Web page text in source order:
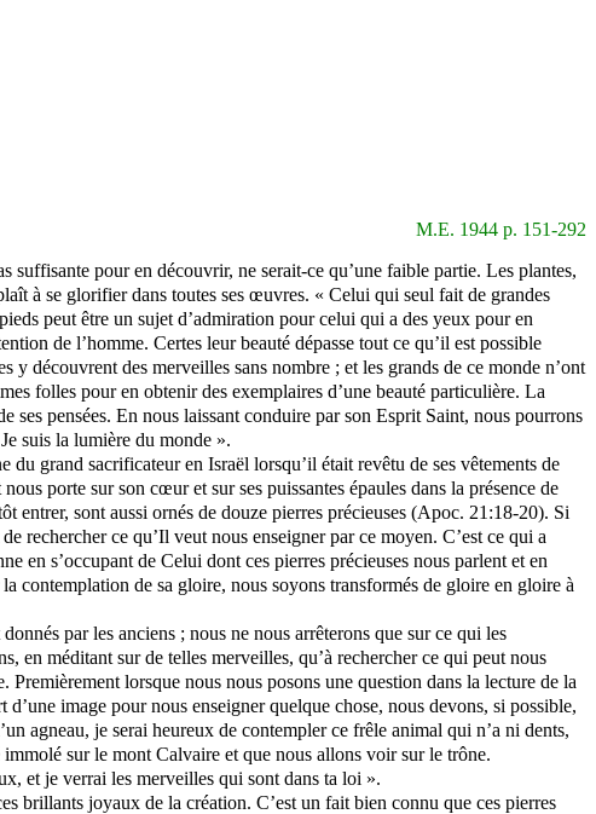
M.E. 1944 p. 151-292
suffisante pour en découvrir, ne serait-ce qu’une faible partie. Les plantes,
à se glorifier dans toutes ses œuvres. « Celui qui seul fait de grandes
peut être un sujet d’admiration pour celui qui a des yeux pour en
de l’homme. Certes leur beauté dépasse tout ce qu’il est possible
découvrent des merveilles sans nombre ; et les grands de ce monde n’ont
folles pour en obtenir des exemplaires d’une beauté particulière. La
ses pensées. En nous laissant conduire par son Esprit Saint, nous pourrons
suis la lumière du monde ».
grand sacrificateur en Israël lorsqu’il était revêtu de ses vêtements de
porte sur son cœur et sur ses puissantes épaules dans la présence de
entrer, sont aussi ornés de douze pierres précieuses (Apoc. 21:18-20). Si
rechercher ce qu’Il veut nous enseigner par ce moyen. C’est ce qui a
en s’occupant de Celui dont ces pierres précieuses nous parlent et en
contemplation de sa gloire, nous soyons transformés de gloire en gloire à
par les anciens ; nous ne nous arrêterons que sur ce qui les
en méditant sur de telles merveilles, qu’à rechercher ce qui peut nous
lorsque nous nous posons une question dans la lecture de la
image pour nous enseigner quelque chose, nous devons, si possible,
agneau, je serai heureux de contempler ce frêle animal qui n’a ni dents,
sur le mont Calvaire et que nous allons voir sur le trône.
et je verrai les merveilles qui sont dans ta loi ».
brillants joyaux de la création. C’est un fait bien connu que ces pierres